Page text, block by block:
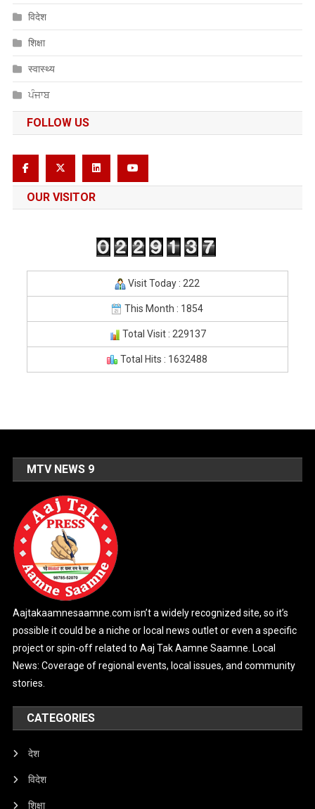
विदेश
शिक्षा
स्वास्थ्य
ਪੰਜਾਬ
FOLLOW US
OUR VISITOR
Visit Today : 222
This Month : 1854
Total Visit : 229137
Total Hits : 1632488
MTV NEWS 9
Aajtakaamnesaamne.com isn’t a widely recognized site, so it’s
possible it could be a niche or local news outlet or even a specific
project or spin-off related to Aaj Tak Aamne Saamne. Local
News: Coverage of regional events, local issues, and community
stories.
CATEGORIES
देश
विदेश
शिक्षा